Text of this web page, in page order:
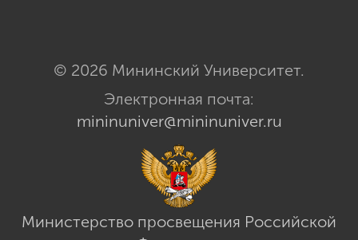
© 2026 Мининский Университет.
Электронная почта:
mininuniver@mininuniver.ru
Министерство просвещения Российской